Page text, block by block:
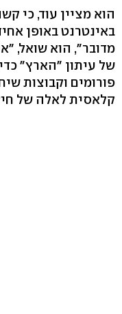
הוא מציין עוד, כי
באינטרנט באופן
מדובר", הוא שואל,
פורומים וקבוצות
קלאסית לאלה של